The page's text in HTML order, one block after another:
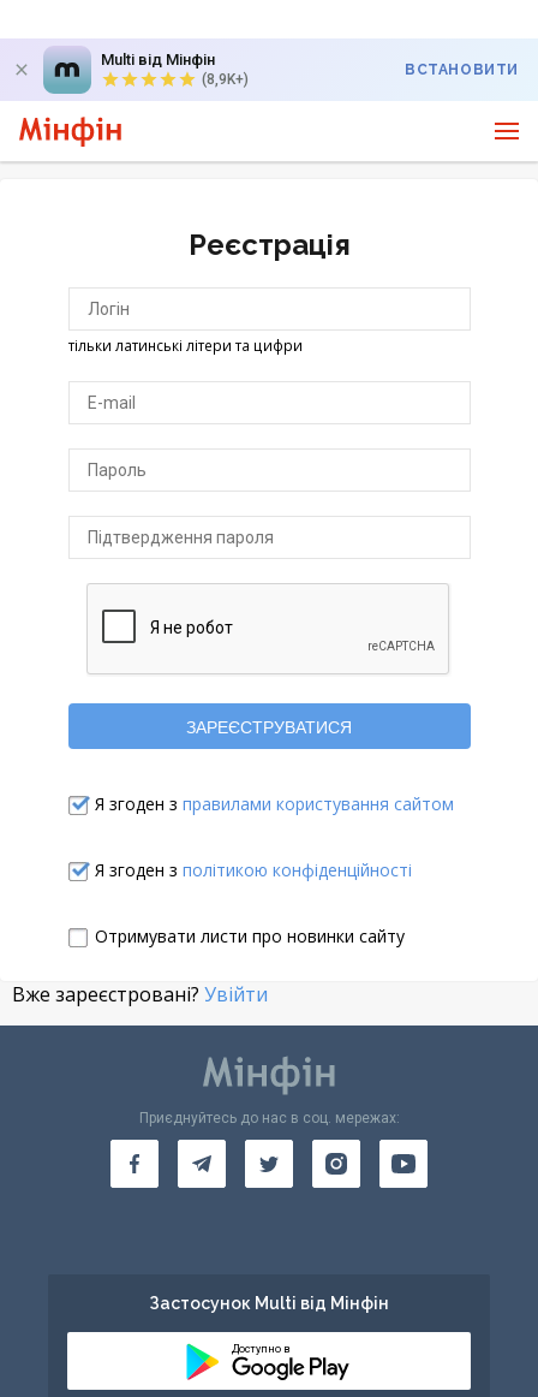
Multi від Мінфін
(8,9K+)
ВСТАНОВИТИ
Реєстрація
тільки латинські літери та цифри
Я згоден з правилами користування сайтом
Я згоден з політикою конфіденційності
Отримувати листи про новинки сайту
Вже зареєстровані? Увійти
Приєднуйтесь до нас в соц. мережах:
Застосунок Multi від Мінфін
Доступно в